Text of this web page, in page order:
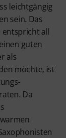
leichtgängig
sein. Das
entspricht all
guten
als
möchte, ist
Da